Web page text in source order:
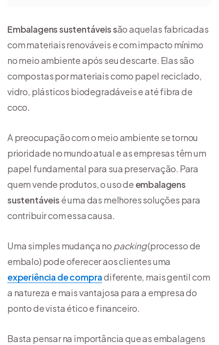
Embalagens sustentáveis são aquelas fabricadas
com materiais renováveis e com impacto mínimo
no meio ambiente após seu descarte. Elas são
compostas por materiais como papel reciclado,
vidro, plásticos biodegradáveis e até fibra de
coco.
A preocupação com o meio ambiente se tornou
prioridade no mundo atual e as empresas têm um
papel fundamental para sua preservação. Para
quem vende produtos, o uso de embalagens
sustentáveis é uma das melhores soluções para
contribuir com essa causa.
Uma simples mudança no packing(processo de
embalo) pode oferecer aos clientes uma
experiência de compradiferente, mais gentil com
a natureza e mais vantajosa para a empresa do
ponto de vista ético e financeiro.
Basta pensar na importância que as embalagens